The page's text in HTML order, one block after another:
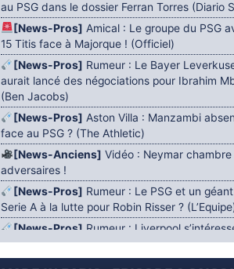
au PSG dans le dossier Ferran Torres (Diario
[News-Pros] Amical : Le groupe du PSG
15 Titis face à Majorque ! (Officiel)
[News-Pros] Rumeur : Le Bayer
aurait lancé des négociations pour Ibrahim
(Ben Jacobs)
[News-Pros] Aston Villa : Manzambi
face au PSG ? (The Athletic)
[News-Anciens] Vidéo : Neymar chambre
adversaires !
[News-Pros] Rumeur : Le PSG et un
Serie A à la lutte pour Robin Risser ?
[News-Pros] Rumeur : Liverpool
à Ibrahim Mbaye en plus de Bradley Barcola
(Fabrizio Romano)